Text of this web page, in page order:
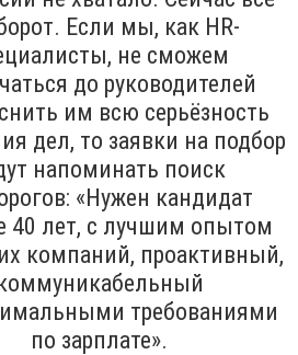
Если мы, как HR-
не сможем
до руководителей
им всю серьёзность
дел, то заявки на подбор
напоминать поиск
«Нужен кандидат
40 лет, с лучшим опытом
компаний, проактивный,
требованиями
по зарплате».